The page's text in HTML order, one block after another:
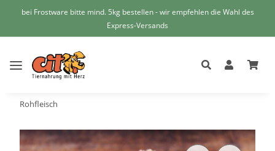
bei Frostware bitte mind. 5kg bestellen - wir empfehlen die Wahl des
Express-Versands
Rohfleisch